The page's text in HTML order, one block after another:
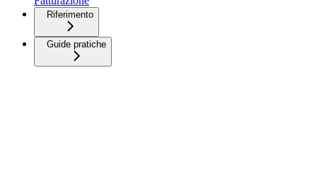
Riferimento
Guide pratiche